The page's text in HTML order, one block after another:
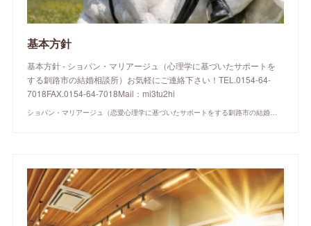
基本方針
基本方針 - ショパン・マリアージュ（心理学に基づいたサポートを
する釧路市の結婚相談所）お気軽にご連絡下さい！TEL.0154-64-
7018FAX.0154-64-7018Mail：mi3tu2hi
ショパン・マリアージュ（恋愛心理学に基づいたサポートをする釧路市の結婚相談所）/ 全国結婚相談事業者連盟正規加盟店 / cherry-piano.com